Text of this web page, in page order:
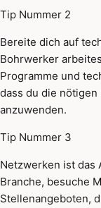
Tip Nummer 2
Bereite dich auf
Bohrwerker
Programme und
dass du die
anzuwenden.
Tip Nummer 3
Netzwerken ist das
Branche, besuche
Stellenangeboten,